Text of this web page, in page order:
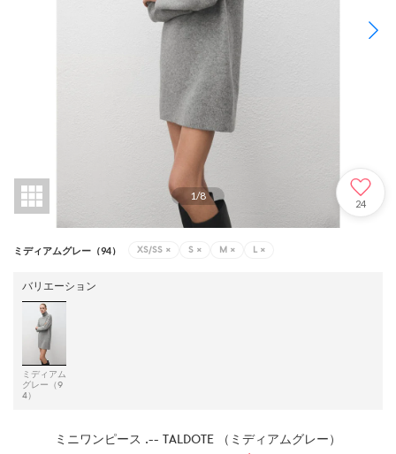
1/8
24
ミディアムグレー（94） XS/SS × S × M × L ×
バリエーション
ミディアム
グレー（9
4）
ミニワンピース .-- TALDOTE （ミディアムグレー）